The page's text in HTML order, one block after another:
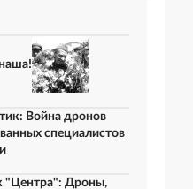
Война дронов
специалистов
"Центра": Дроны,